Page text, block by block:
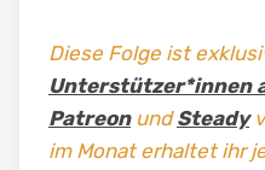
Diese Folge ist
Unterstützer*innen
PatreonundSteady
im Monat erhaltet ihr